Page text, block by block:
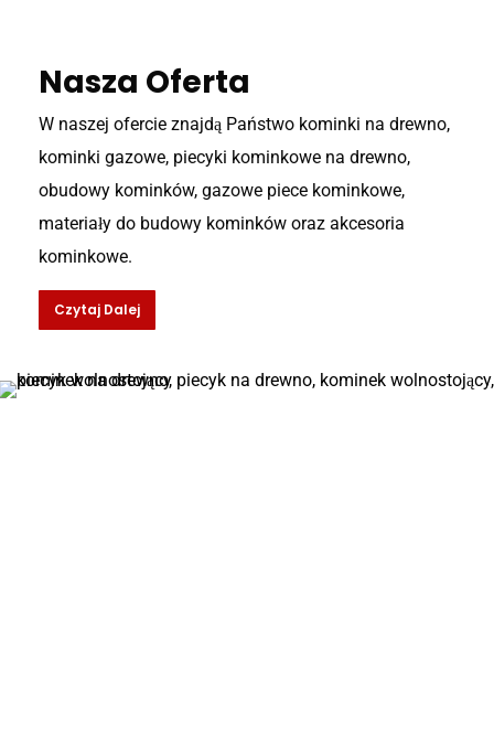
Nasza Oferta
W naszej ofercie znajdą Państwo kominki na drewno,
kominki gazowe, piecyki kominkowe na drewno,
obudowy kominków, gazowe piece kominkowe,
materiały do budowy kominków oraz akcesoria
kominkowe.
Czytaj Dalej